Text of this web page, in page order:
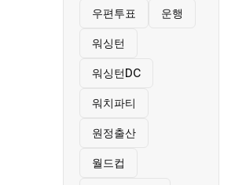
우편투표 운행
워싱턴
워싱턴DC
워치파티
원정출산
월드컵